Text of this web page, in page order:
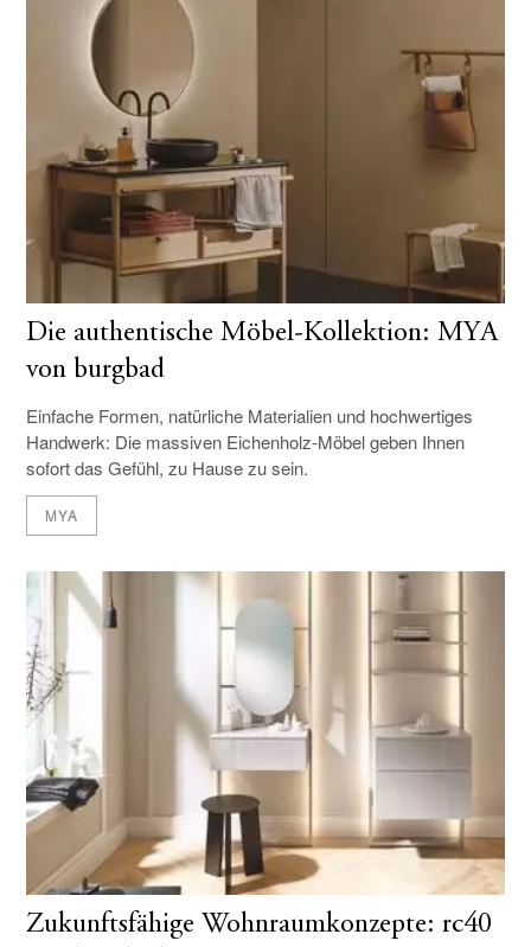
Die authentische Möbel-Kollektion: MYA
von burgbad
Einfache Formen, natürliche Materialien und hochwertiges
Handwerk: Die massiven Eichenholz-Möbel geben Ihnen
sofort das Gefühl, zu Hause zu sein.
MYA
Zukunftsfähige Wohnraumkonzepte: rc40